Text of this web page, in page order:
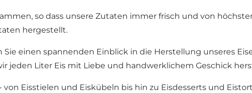
so dass unsere Zutaten immer frisch und von
hergestellt.
einen spannenden Einblick in die Herstellung unseres
jeden Liter Eis mit Liebe und handwerklichem Geschick
Eisstielen und Eiskübeln bis hin zu Eisdesserts und